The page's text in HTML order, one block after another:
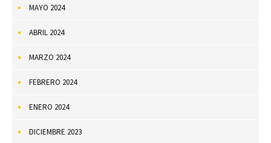
MAYO 2024
ABRIL 2024
MARZO 2024
FEBRERO 2024
ENERO 2024
DICIEMBRE 2023